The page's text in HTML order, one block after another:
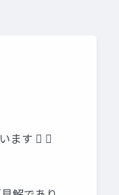
ます  